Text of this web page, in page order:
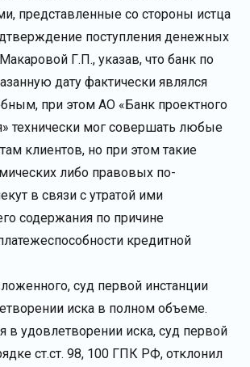
представленные со стороны истца
поступления денежных
Г.П., указав, что банк по
дату фактически являлся
при этом АО «Банк проектного
технически мог совершать любые
клиентов, но при этом такие
либо правовых по-
в связи с утратой ими
содержания по причине
кредитной
суд первой инстанции
иска в полном объеме.
в удовлетворении иска, суд первой
ст.ст. 98, 100 ГПК РФ, отклонил